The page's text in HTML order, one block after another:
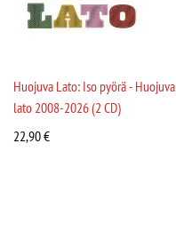
Huojuva Lato: Iso pyörä - Huojuva
lato 2008-2026 (2 CD)
22,90€